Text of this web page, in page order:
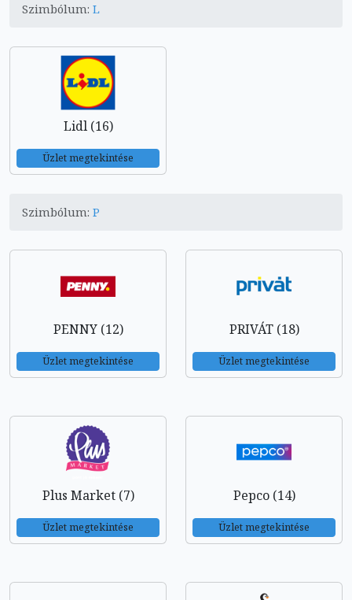
Szimbólum: L
Lidl (16)
Üzlet megtekintése
Szimbólum: P
PENNY (12)
Üzlet megtekintése
PRIVÁT (18)
Üzlet megtekintése
Plus Market (7)
Üzlet megtekintése
Pepco (14)
Üzlet megtekintése